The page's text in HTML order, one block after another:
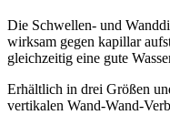
Die Schwellen- und
wirksam gegen kapillar
gleichzeitig eine gute
Erhältlich in drei Größen
vertikalen Wand-Wand-